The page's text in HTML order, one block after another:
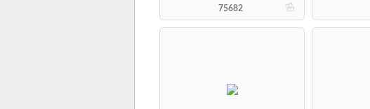
b
75682